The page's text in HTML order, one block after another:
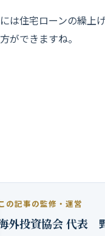
は住宅ローンの繰上
方ができますね。
の記事の監修・運営
外投資協会 代表